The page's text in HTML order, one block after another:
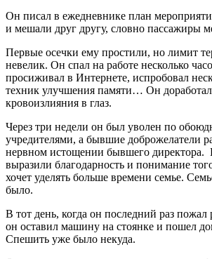
Он писал в ежедневнике план
и мешали друг другу, словно пассажиры
Первые осечки ему простили, но лимит
невелик. Он спал на работе несколько
просиживал в Интернете, испробовал
техник улучшения памяти… Он
кровоизлияния в глаз.
Через три недели он был уволен по
учредителями, а бывшие доброжелатели
нервном истощении бывшего директора.
выразили благодарность и понимание
хочет уделять больше времени семье.
было.
В тот день, когда он последний раз пожал
он оставил машину на стоянке и пошел
Спешить уже было некуда.